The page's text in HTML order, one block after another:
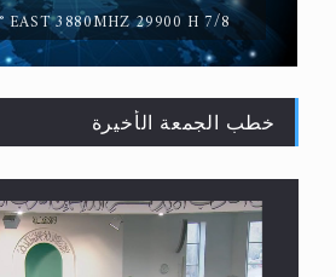
القرآن قاضٍ وحكمٌ على السنة
العكس
EAST 3880MHZ 29900 H 7/8
خطب الجمعة الأخيرة